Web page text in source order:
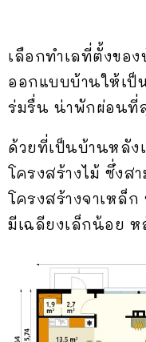
เลือกทำเลที่ตั้งขอ
ออกแบบบ้านให้เป็
ร่มรื่น น่าพักผ่อนที่
ด้วยที่เป็นบ้านหลัง
โครงสร้างไม้ ซึ่งส
โครงสร้างจาเหล็
มีเฉลียงเล็กน้อย ห